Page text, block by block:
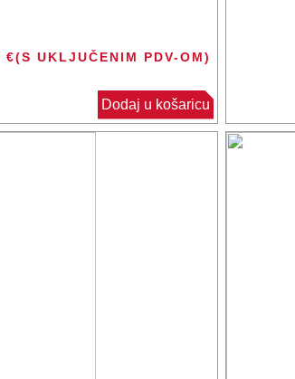
€(S UKLJUČENIM PDV-OM)
Dodaj u košaricu